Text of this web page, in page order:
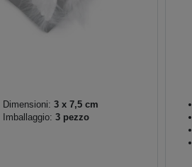
Dimensioni: 3 x 7,5 cm
Imballaggio: 3 pezzo